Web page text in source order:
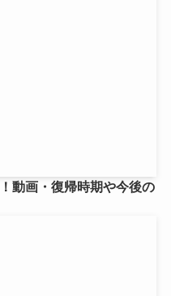
動画・復帰時期や今後の